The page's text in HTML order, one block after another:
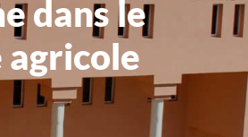
dans le
agricole